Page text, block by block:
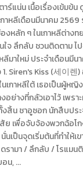
ร์แน่น เนื้อเรื่องเข้มข้น
าหลีเดือนมีนาคม 2569
หลัก ๆ ในเกาหลีต่าง
ใจ ลึกลับ ชวนติดตาม ไ
มาใหม่ ประจำเดือนมี
Siren's Kiss (세이
เกาหลีใต้ เธอเป็นผู้ห
อย่างที่กลัวเอาไว้ เพร
สิ้น ชาอูซอก นักสืบปร
เพื่อจับจ้องพวกฉ้อโกง
เป็นจุดเริ่มต้นที่ทำให้เ
ดรามา / ลึกลับ / โรแม
น, ...